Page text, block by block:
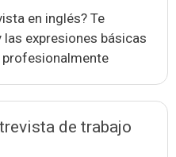
en inglés? Te
expresiones básicas
profesionalmente
de trabajo